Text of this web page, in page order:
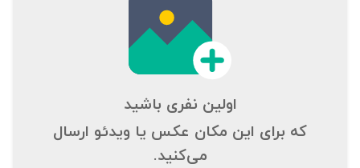
اولین نفری باشید
که برای این مکان عکس یا ویدئو ارسال
می‌کنید.